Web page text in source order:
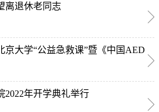
离退休老同志
大学“公益急救课”暨《中国AED
满结束
2022年开学典礼举行